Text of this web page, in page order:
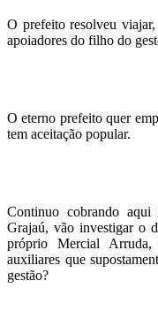
O prefeito resolveu
apoiadores do filho do
O eterno prefeito quer
tem aceitação popular.
Continuo cobrando
Grajaú, vão investigar o
próprio Mercial
auxiliares que
gestão?